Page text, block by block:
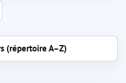
(répertoire A–Z)